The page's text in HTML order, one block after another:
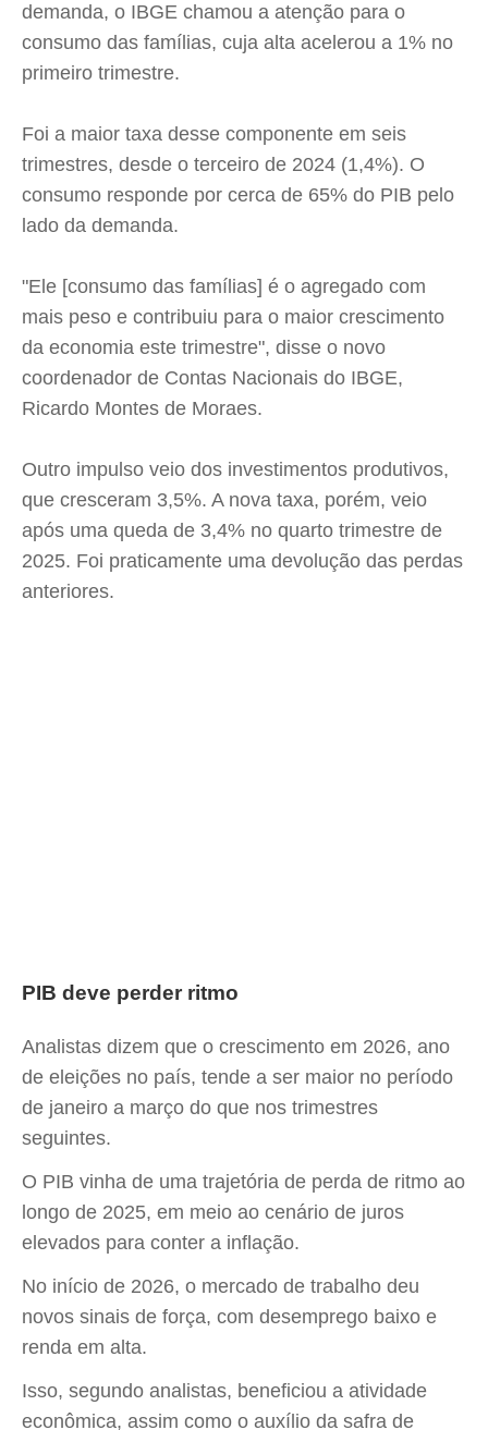
demanda, o IBGE chamou a atenção para o
consumo das famílias, cuja alta acelerou a 1% no
primeiro trimestre.
Foi a maior taxa desse componente em seis
trimestres, desde o terceiro de 2024 (1,4%). O
consumo responde por cerca de 65% do PIB pelo
lado da demanda.
"Ele [consumo das famílias] é o agregado com
mais peso e contribuiu para o maior crescimento
da economia este trimestre", disse o novo
coordenador de Contas Nacionais do IBGE,
Ricardo Montes de Moraes.
Outro impulso veio dos investimentos produtivos,
que cresceram 3,5%. A nova taxa, porém, veio
após uma queda de 3,4% no quarto trimestre de
2025. Foi praticamente uma devolução das perdas
anteriores.
PIB deve perder ritmo
Analistas dizem que o crescimento em 2026, ano
de eleições no país, tende a ser maior no período
de janeiro a março do que nos trimestres
seguintes.
O PIB vinha de uma trajetória de perda de ritmo ao
longo de 2025, em meio ao cenário de juros
elevados para conter a inflação.
No início de 2026, o mercado de trabalho deu
novos sinais de força, com desemprego baixo e
renda em alta.
Isso, segundo analistas, beneficiou a atividade
econômica, assim como o auxílio da safra de